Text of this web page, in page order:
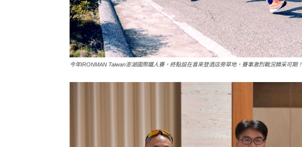
今年IRONMAN Taiwan澎湖國際鐵人賽，終點設在喜來登酒店旁草地，賽事激烈戰況精采可期！